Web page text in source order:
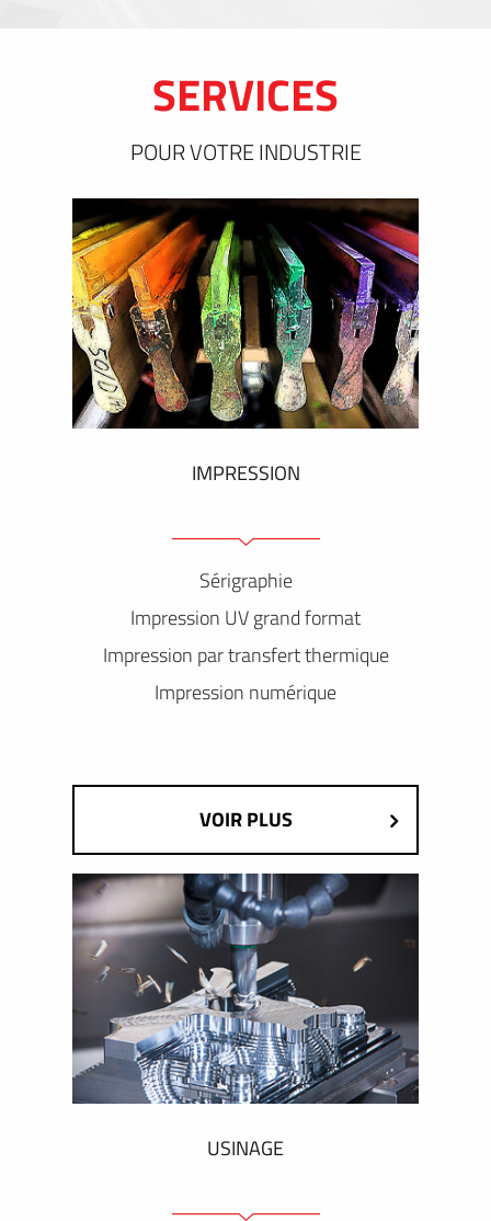
SERVICES
POUR VOTRE INDUSTRIE
IMPRESSION
Sérigraphie
Impression UV grand format
Impression par transfert thermique
Impression numérique
VOIR PLUS
USINAGE